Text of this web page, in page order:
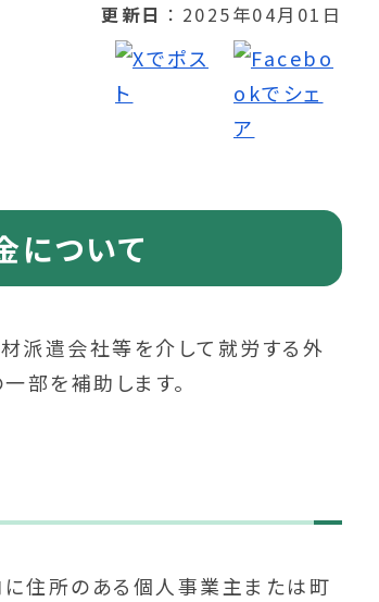
更新日 2025年04月01日
について
派遣会社等を介して就労する外
部を補助します。
住所のある個人事業主または町